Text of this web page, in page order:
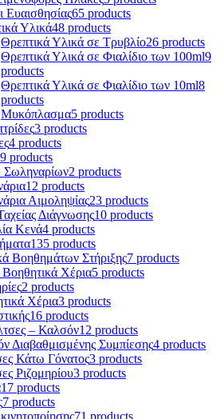
Ευαισθησίας65 products
Υλικά48 products
Θρεπτικά Υλικά σε Τρυβλίο26 products
Θρεπτικά Υλικά σε Φιαλίδιο των 100ml9
products
Θρεπτικά Υλικά σε Φιαλίδιο των 10ml8
products
Μυκόπλασμα5 products
3 products
4 products
9 products
Σωληναρίων2 products
12 products
Αιμοληψίας23 products
Διάγνωσης10 products
Κενά4 products
135 products
Βοηθημάτων Στήριξης7 products
Βοηθητικά Χέρια5 products
2 products
Χέρια3 products
16 products
– Καλσόν12 products
Διαβαθμισμένης Συμπίεσης4 products
Κάτω Γόνατος3 products
Ριζομηρίου3 products
17 products
7 products
71 products